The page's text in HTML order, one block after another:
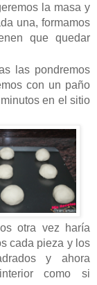
la masa y
una, formamos
que quedar
las pondremos
con un paño
en el sitio
otra vez haría
cada pieza y los
y ahora
como si